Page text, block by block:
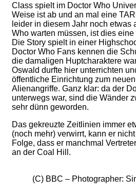
Class spielt im Doctor Who
Weise ist ab und an mal eine
leider in diesem Jahr noch etwas
Who warten müssen, ist dies
Die Story spielt in einer
Doctor Who Fans kennen die
die damaligen Huptcharaktere
Oswald durfte hier unterrichten
öffentliche Einrichtung zum
Alienangriffe. Ganz klar: da der
unterwegs war, sind die Wänder
sehr dünn geworden.
Das gekreuzte Zeitlinien immer
(noch mehr) verwirrt, kann er
Folge, dass er manchmal
an der Coal Hill.
(C) BBC – Photographer: